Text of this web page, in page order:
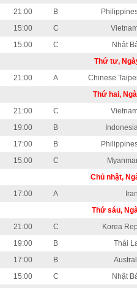
21:00
B
15:00
C
15:00
C Nhật
Thứ tư,
21:00
A Chinese
Thứ hai,
21:00
C
19:00
B
17:00
B
15:00
C
Chủ nhật,
17:00
A
Thứ sáu,
21:00
C Korea
19:00
B Thái
17:00
B
15:00
C Nhật